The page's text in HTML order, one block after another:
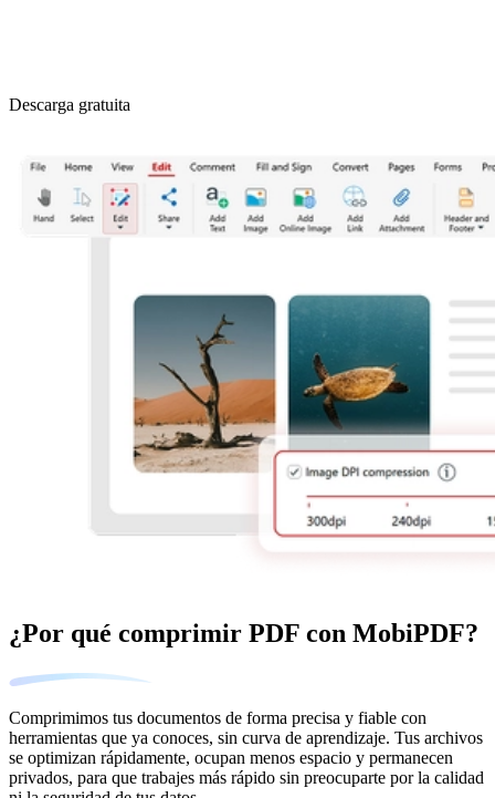
Descarga gratuita
¿Por qué comprimir PDF con MobiPDF?
Comprimimos tus documentos de forma precisa y fiable con
herramientas que ya conoces, sin curva de aprendizaje. Tus archivos
se optimizan rápidamente, ocupan menos espacio y permanecen
privados, para que trabajes más rápido sin preocuparte por la calidad